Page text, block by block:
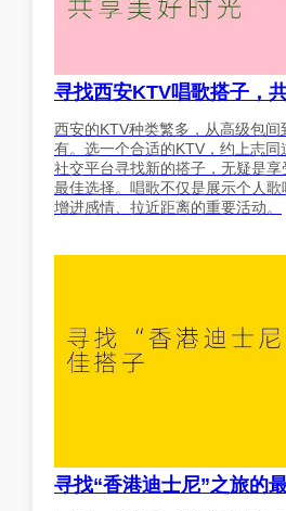
寻找西安KTV唱歌搭子，
西安的KTV种类繁多，从高级包
有。选一个合适的KTV，约上志同
社交平台寻找新的搭子，无疑是
最佳选择。唱歌不仅是展示个人
增进感情、拉近距离的重要活动。
寻找“香港迪士尼”之旅的